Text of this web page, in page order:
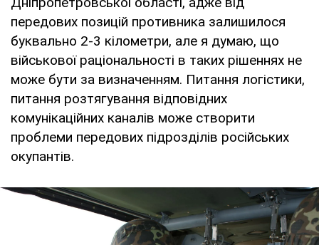
передових позицій противника залишилося
буквально 2-3 кілометри, але я думаю, що
військової раціональності в таких рішеннях не
може бути за визначенням. Питання логістики,
питання розтягування відповідних
комунікаційних каналів може створити
проблеми передових підрозділів російських
окупантів.